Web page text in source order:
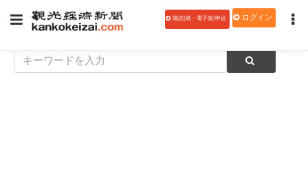
購読(紙・電子版)申込 ログイン